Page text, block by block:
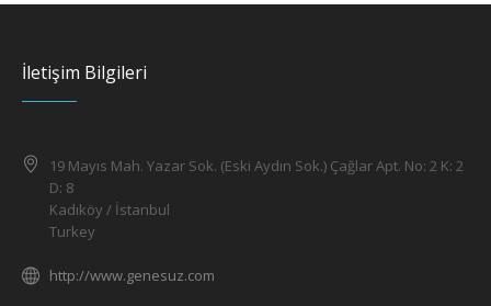
İletişim Bilgileri
19 Mayıs Mah. Yazar Sok. (Eski Aydın Sok.) Çağlar Apt. No: 2 K: 2
D: 8
Kadıköy / İstanbul
Turkey
http://www.genesuz.com